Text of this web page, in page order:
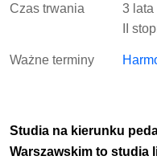
Czas trwania
3 lata
II
Ważne terminy
Studia na kierunku
Warszawskim to studia